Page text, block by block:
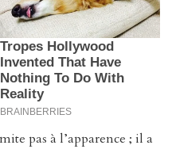
pas à l’apparence ; il a